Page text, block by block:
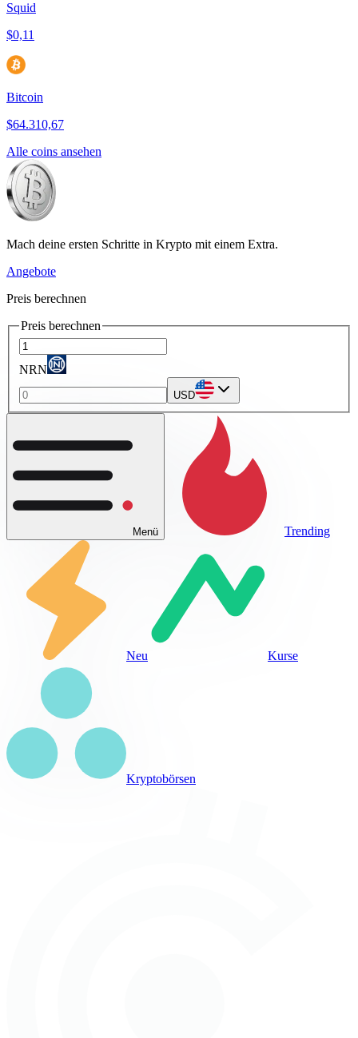
Squid
$0,11
Bitcoin
$64.310,67
Alle coins ansehen
Mach deine ersten Schritte in Krypto mit einem Extra.
Angebote
Preis berechnen
Preis berechnen
NRN
USD
Menü Trending
Neu Kurse
Kryptobörsen